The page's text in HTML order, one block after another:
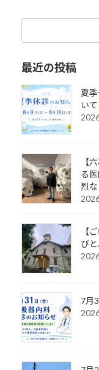
最近の投稿
夏
いて
【
る
烈
【
び
7月